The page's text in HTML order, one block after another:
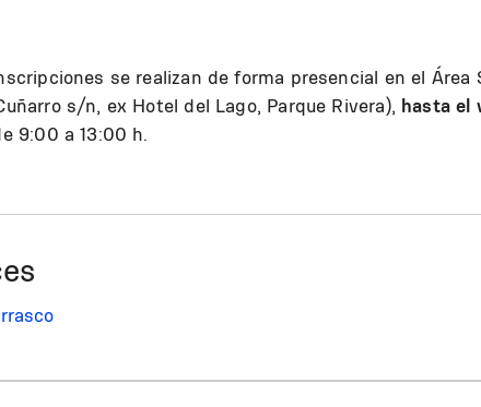
se realizan de forma presencial en el Área
s/n, ex Hotel del Lago, Parque Rivera), hasta el
9:00 a 13:00 h.